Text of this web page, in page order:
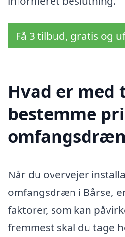
Få 3 tilbud, gratis og
Hvad er med
bestemme
Når du overvejer
omfangsdræn i Bårse,
faktorer, som kan
fremmest skal du tage